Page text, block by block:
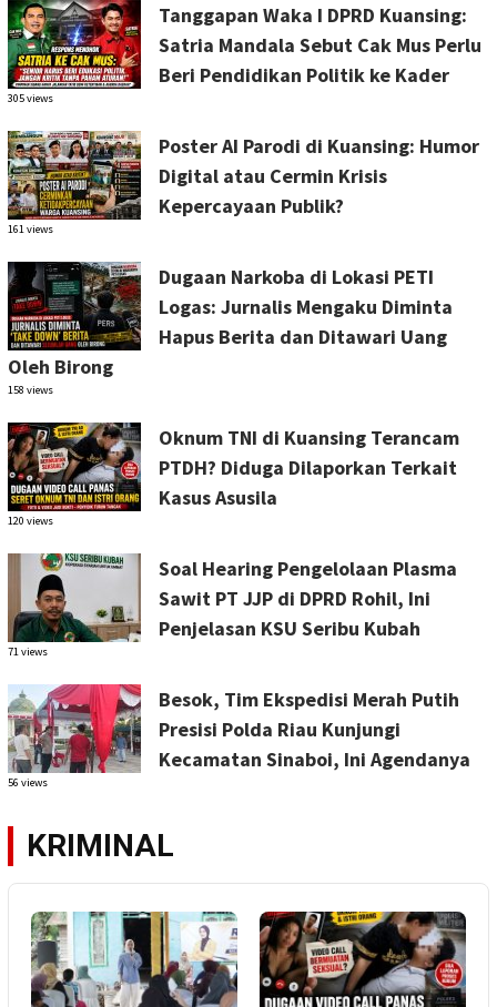
Tanggapan Waka I DPRD Kuansing:
Satria Mandala Sebut Cak Mus Perlu
Beri Pendidikan Politik ke Kader
305 views
Poster AI Parodi di Kuansing: Humor
Digital atau Cermin Krisis
Kepercayaan Publik?
161 views
Dugaan Narkoba di Lokasi PETI
Logas: Jurnalis Mengaku Diminta
Hapus Berita dan Ditawari Uang
Oleh Birong
158 views
Oknum TNI di Kuansing Terancam
PTDH? Diduga Dilaporkan Terkait
Kasus Asusila
120 views
Soal Hearing Pengelolaan Plasma
Sawit PT JJP di DPRD Rohil, Ini
Penjelasan KSU Seribu Kubah
71 views
Besok, Tim Ekspedisi Merah Putih
Presisi Polda Riau Kunjungi
Kecamatan Sinaboi, Ini Agendanya
56 views
KRIMINAL